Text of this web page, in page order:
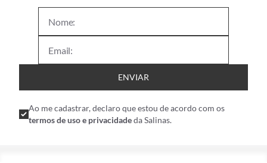
ENVIAR
Ao me cadastrar, declaro que estou de acordo com os
termos de uso e privacidadeda Salinas.